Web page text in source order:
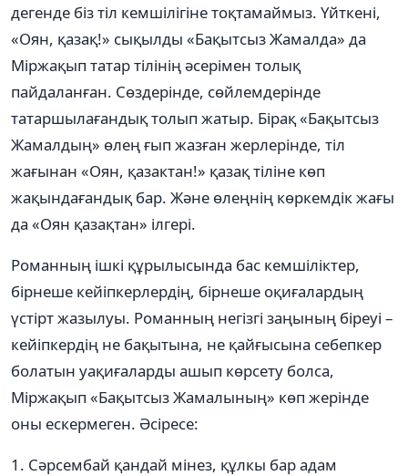
дегенде біз тіл кемшілігіне тоқтамаймыз. Үйткені,
«Оян, қазақ!» сықылды «Бақытсыз Жамалда» да
Міржақып татар тілінің əсерімен толық
пайдаланған. Сөздерінде, сөйлемдерінде
татаршылағандық толып жатыр. Бірақ «Бақытсыз
Жамалдың» өлең ғып жазған жерлерінде, тіл
жағынан «Оян, қазактан!» қазақ тіліне көп
жақындағандық бар. Жəне өлеңнің көркемдік жағы
да «Оян қазақтан» ілгері.
Романның ішкі құрылысында бас кемшіліктер,
бірнеше кейіпкерлердің, бірнеше оқиғалардың
үстірт жазылуы. Романның негізгі заңының біреуі –
кейіпкердің не бақытына, не қайғысына себепкер
болатын уақиғаларды ашып көрсету болса,
Міржақып «Бақытсыз Жамалының» көп жерінде
оны ескермеген. Əсіресе:
1. Сəрсембай қандай мінез, құлкы бар адам